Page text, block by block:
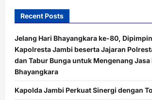
Recent Posts
Jelang Hari Bhayangkara ke-80,
Kapolresta Jambi beserta Jajaran
dan Tabur Bunga untuk Mengenang Jasa
Bhayangkara
Kapolda Jambi Perkuat Sinergi dengan